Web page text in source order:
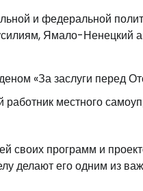
и федеральной
Ямало-Ненецкий
«За заслуги перед
местного
своих программ и
делают его одним из